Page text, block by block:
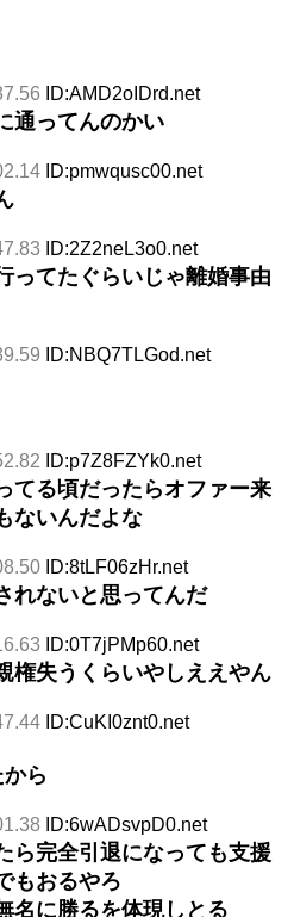
ID:AMD2oIDrd.net
通ってんのかい
ID:pmwqusc00.net
ID:2Z2neL3o0.net
ってたぐらいじゃ離婚事由
ID:NBQ7TLGod.net
ID:p7Z8FZYk0.net
てる頃だったらオファー来
ないんだよな
ID:8tLF06zHr.net
れないと思ってんだ
ID:0T7jPMp60.net
権失うくらいやしええやん
ID:CuKI0znt0.net
ら
ID:6wADsvpD0.net
ら完全引退になっても支援
もおるやろ
名に勝るを体現しとる